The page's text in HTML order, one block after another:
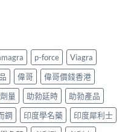
p-force
Viagra
偉哥
偉哥價錢香港
劑量 助勃延時
助勃產品
鋼 印度學名藥
印度犀利士